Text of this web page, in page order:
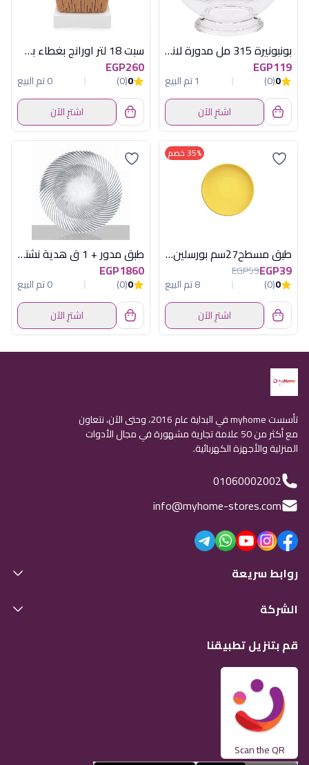
بونبونيرة 315 مل مدورة لاندا اكريلكسعودى
EGP119
0
(0)
1 تم البيع
اشترِ الآن
سبت 18 لتر اورانج بغطاء بني هيريفين
EGP260
0
(0)
0 تم البيع
اشترِ الآن
35% خصم
طبق مسطح27سم بورسلين هارليك اصفر كوتاهيا
EGP39
EGP59
0
(0)
8 تم البيع
اشترِ الآن
طبق مدور + 1 ق هدية نشتمن
EGP1860
0
(0)
0 تم البيع
اشترِ الآن
تأسست myhome في البداية عام 2016، وحتى الآن، نتعاون
مع أكثر من 50 علامة تجارية مشهورة في مجال الأدوات
المنزلية والأجهزة الكهربائية.
01060002002
info@myhome-stores.com
روابط سريعة
الشركة
قم بتنزيل تطبيقنا
Scan the QR